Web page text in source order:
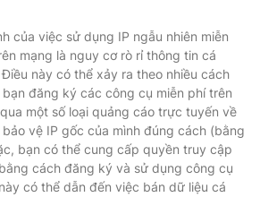
của việc sử dụng IP ngẫu nhiên miễn
mạng là nguy cơ rò rỉ thông tin cá
này có thể xảy ra theo nhiều cách
đăng ký các công cụ miễn phí trên
một số loại quảng cáo trực tuyến về
vệ IP gốc của mình đúng cách (bằng
bạn có thể cung cấp quyền truy cập
cách đăng ký và sử dụng công cụ
có thể dẫn đến việc bán dữ liệu cá